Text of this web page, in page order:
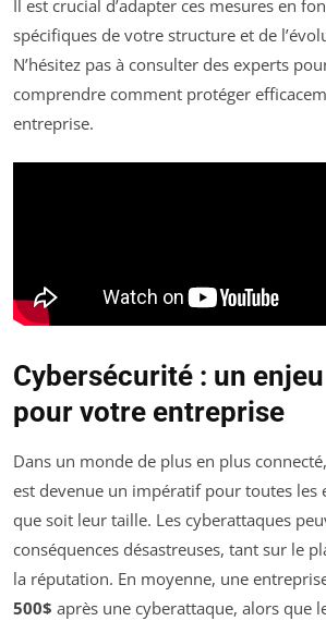
Il est crucial d’adapter ces mesures en
spécifiques de votre structure et de
N’hésitez pas à consulter des experts
comprendre comment protéger
entreprise.
Cybersécurité : un
pour votre entreprise
Dans un monde de plus en plus
est devenue un impératif pour toutes les
que soit leur taille. Les cyberattaques
conséquences désastreuses, tant sur le
la réputation. En moyenne, une
500$ après une cyberattaque, alors que